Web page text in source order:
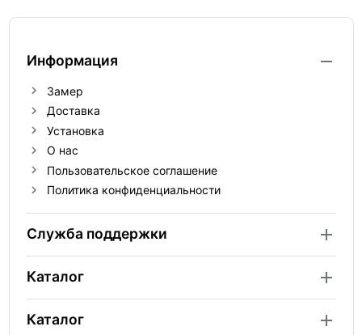
Информация
Замер
Доставка
Установка
О нас
Пользовательское соглашение
Политика конфиденциальности
Служба поддержки
Каталог
Каталог